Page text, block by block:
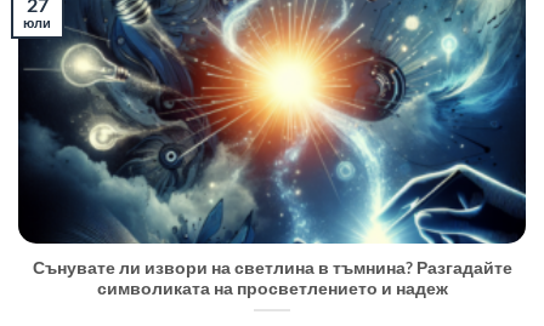
Сънувате ли извори на светлина в тъмнина? Разгадайте
символиката на просветлението и надеж
юли